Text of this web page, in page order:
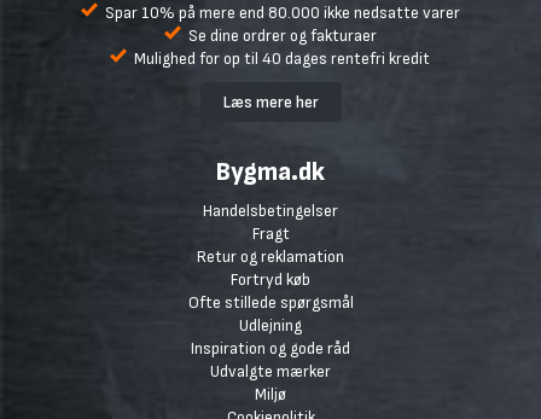
Spar 10% på mere end 80.000 ikke nedsatte varer
Se dine ordrer og fakturaer
Mulighed for op til 40 dages rentefri kredit
Læs mere her
Bygma.dk
Handelsbetingelser
Fragt
Retur og reklamation
Fortryd køb
Ofte stillede spørgsmål
Udlejning
Inspiration og gode råd
Udvalgte mærker
Miljø